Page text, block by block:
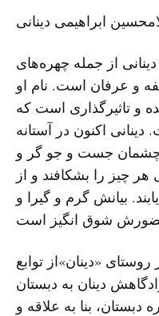
ابراهیمی دینانی
از جمله چهره‌های
و عرفان است. نام او
و تاثیرگذاری است که
اکنون در آستانه
جست و جو گر و
چیز را بشکافند و از
بیانش گرم و گیرا و
دینانی در سال ۱۳۱۳ در روستای «دینان»از توابع
دینان به دبستان
دبستان، بنا به علاقه و